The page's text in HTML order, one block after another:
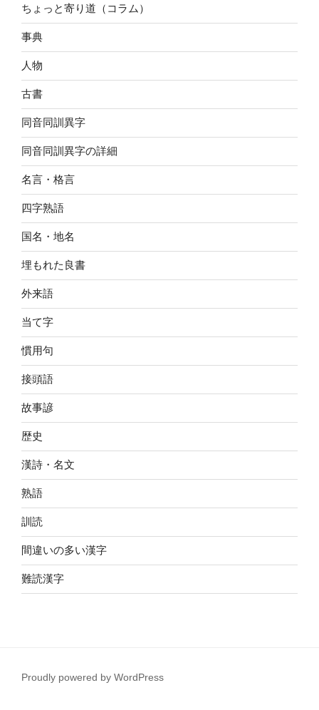
ちょっと寄り道（コラム）
事典
人物
古書
同音同訓異字
同音同訓異字の詳細
名言・格言
四字熟語
国名・地名
埋もれた良書
外来語
当て字
慣用句
接頭語
故事諺
歴史
漢詩・名文
熟語
訓読
間違いの多い漢字
難読漢字
Proudly powered by WordPress